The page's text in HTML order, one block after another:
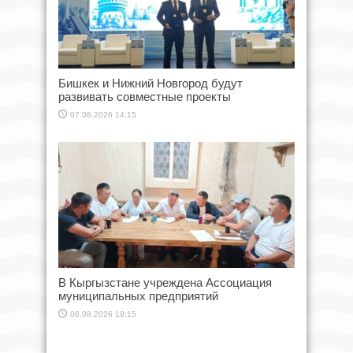
Бишкек и Нижний Новгород будут
развивать совместные проекты
07.08.2026 14:15
В Кыргызстане учреждена Ассоциация
муниципальных предприятий
06.08.2026 19:15